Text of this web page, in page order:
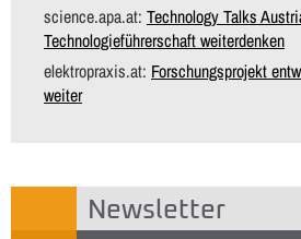
science.apa.at: Technology Talks
Technologieführerschaft weiterdenken
elektropraxis.at: Forschungsprojekt
weiter
Newsletter